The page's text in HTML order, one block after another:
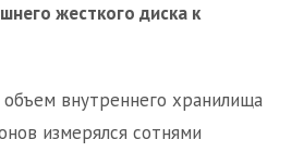
жесткого диска к
внутреннего хранилища
измерялся сотнями